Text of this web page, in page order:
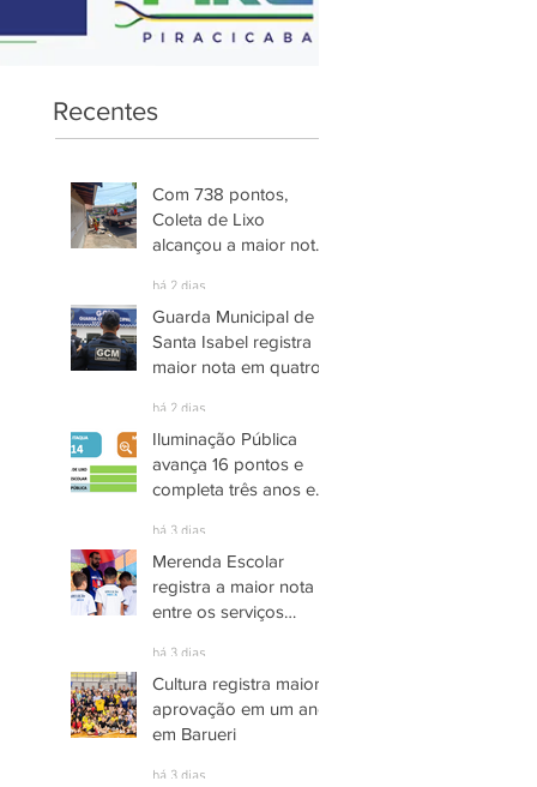
Recentes
Com 738 pontos,
Coleta de Lixo
alcançou a maior nota
avaliados em
Piracicaba
há 2 dias
Guarda Municipal de
Santa Isabel registra
maior nota em quatro
INDSAT
há 2 dias
Iluminação Pública
avança 16 pontos e
completa três anos em
Satisfação em
Itaquaquecetuba
há 3 dias
Merenda Escolar
registra a maior nota
entre os serviços
há 3 dias
Cultura registra maior
aprovação em um ano
em Barueri
há 3 dias